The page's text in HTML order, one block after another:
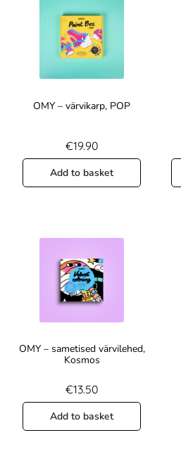
OMY – värvikarp, POP
€19.90
Add to basket
OMY – sametised värvilehed,
Kosmos
€13.50
Add to basket